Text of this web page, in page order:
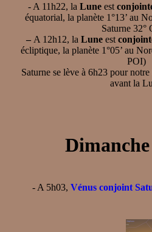
- A 11h22, la Luneest
équatorial, la planète 1°13’ au
Saturne 32°
– A 12h12, la Lune est
écliptique, la planète 1°05’ au
POI)
Saturne se lève à 6h23 pour
avant la
- A 5h03, Vénus conjoint